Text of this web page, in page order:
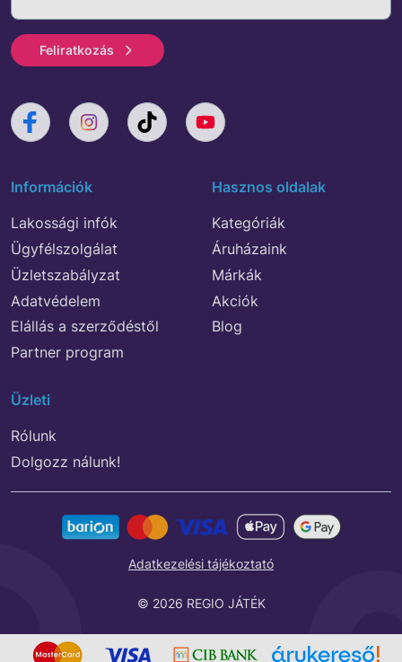
Feliratkozás
Információk
Lakossági infók
Ügyfélszolgálat
Üzletszabályzat
Adatvédelem
Elállás a szerződéstől
Partner program
Hasznos oldalak
Kategóriák
Áruházaink
Márkák
Akciók
Blog
Üzleti
Rólunk
Dolgozz nálunk!
© 2026 REGIO JÁTÉK
Adatkezelési tájékoztató